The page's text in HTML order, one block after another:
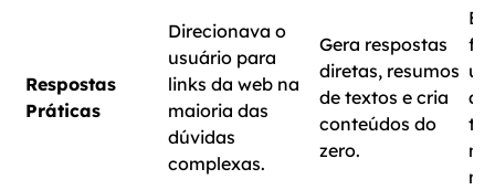
Respostas
Práticas
Direcionava o
usuário para
links da web na
maioria das
dúvidas
complexas.
Gera respostas
diretas, resumos
de textos e cria
conteúdos do
zero.